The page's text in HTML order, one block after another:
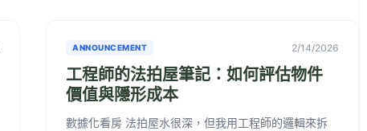
ANNOUNCEMENT 2/14/2026
工程師的法拍屋筆記：如何評估物件
價值與隱形成本
數據化看房 法拍屋水很深，但我用工程師的邏輯來拆